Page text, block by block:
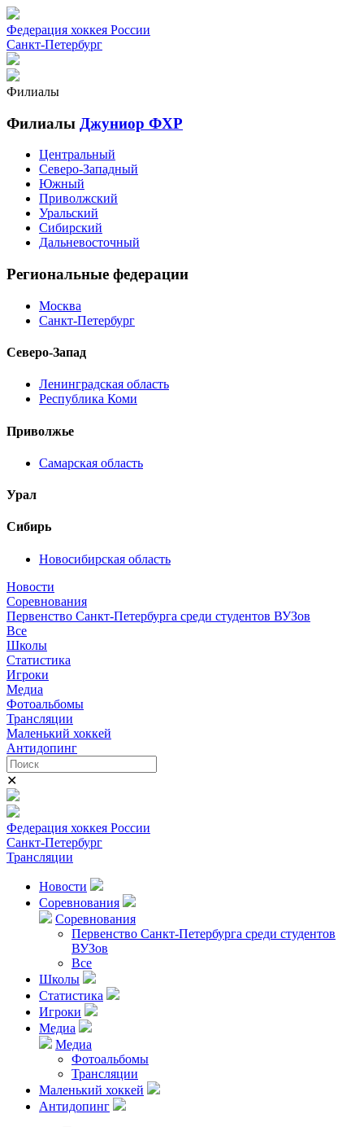
Федерация хоккея России
Санкт-Петербург
Филиалы
Филиалы Джуниор ФХР
Центральный
Северо-Западный
Южный
Приволжский
Уральский
Сибирский
Дальневосточный
Региональные федерации
Москва
Санкт-Петербург
Северо-Запад
Ленинградская область
Республика Коми
Приволжье
Самарская область
Урал
Сибирь
Новосибирская область
Новости
Соревнования
Первенство Санкт-Петербурга среди студентов ВУЗов
Все
Школы
Статистика
Игроки
Медиа
Фотоальбомы
Трансляции
Маленький хоккей
Антидопинг
✕
Федерация хоккея России
Санкт-Петербург
Трансляции
Новости
Соревнования
Соревнования
Первенство Санкт-Петербурга среди студентов
ВУЗов
Все
Школы
Статистика
Игроки
Медиа
Медиа
Фотоальбомы
Трансляции
Маленький хоккей
Антидопинг